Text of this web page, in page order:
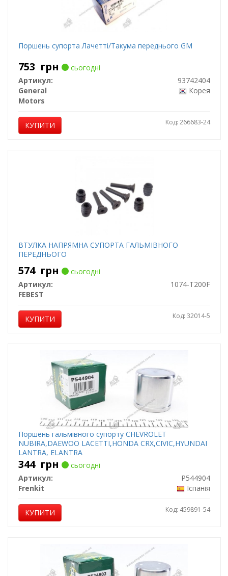
Поршень супорта Лачетті/Такума переднього GM
753 грн
сьогодні
Артикул:
93742404
General
Motors
Корея
КУПИТИ Код: 266683-24
ВТУЛКА НАПРЯМНА СУПОРТА ГАЛЬМІВНОГО
ПЕРЕДНЬОГО
574 грн
сьогодні
Артикул:
1074-T200F
FEBEST
КУПИТИ Код: 32014-5
Поршень гальмівного супорту CHEVROLET
NUBIRA,DAEWOO LACETTI,HONDA CRX,CIVIC,HYUNDAI
LANTRA, ELANTRA
344 грн
сьогодні
Артикул:
P544904
Frenkit
Іспанія
КУПИТИ Код: 459891-54